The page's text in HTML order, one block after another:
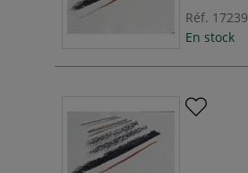
Réf. 17239
En stock